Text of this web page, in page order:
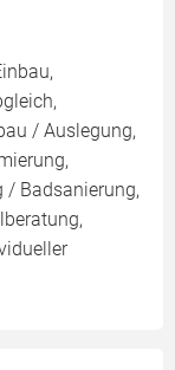
/ Auslegung,
/ Badsanierung,